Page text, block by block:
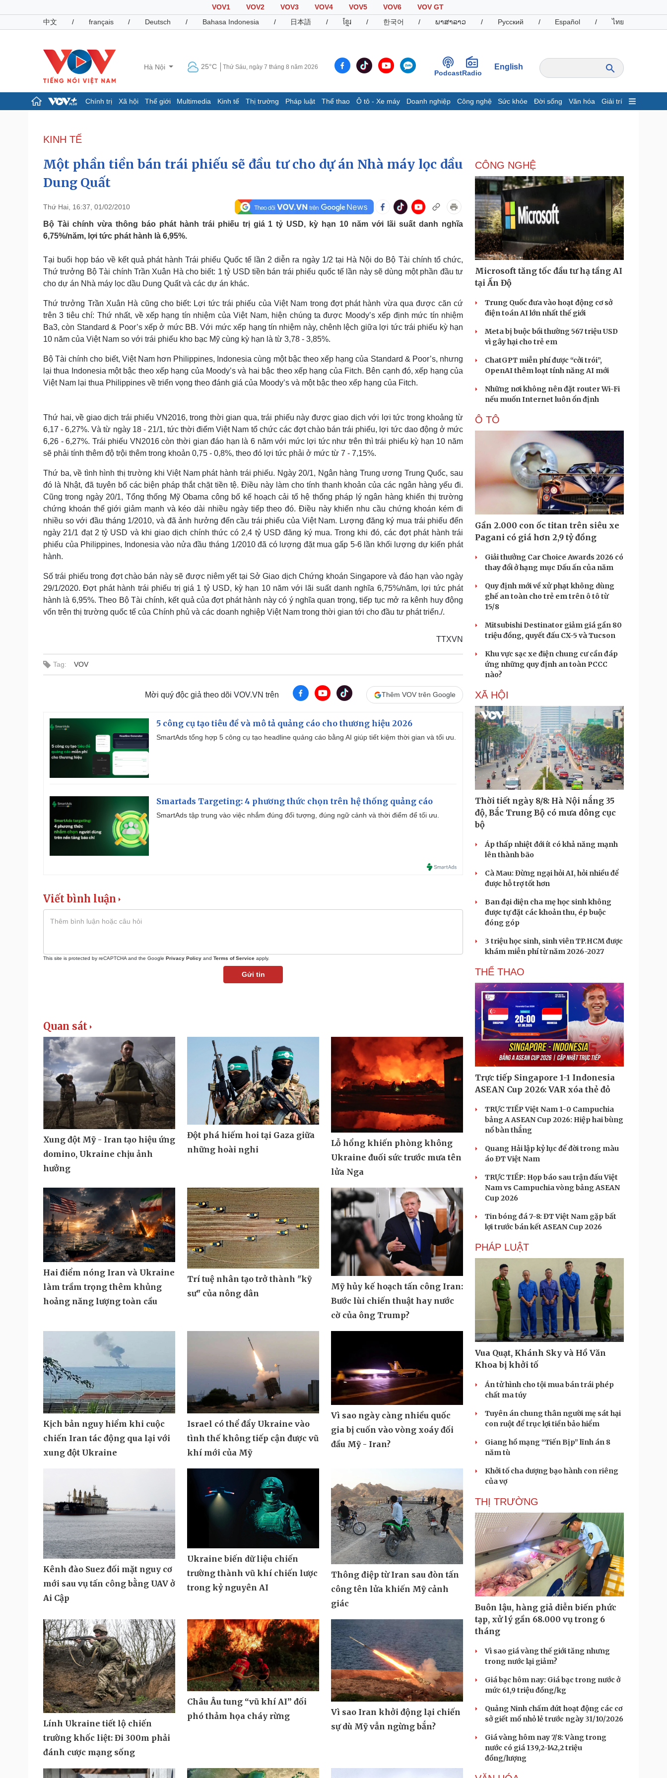
VOV1 VOV2 VOV3 VOV4 VOV5 VOV6
VOV GT
中文
/ français / Deutsch / Bahasa Indonesia / 日本語 / ខ្មែរ / 한국어 / ພາສາລາວ / Русский / Español / ไทย
Hà Nội 25°C Thứ Sáu, ngày 7 tháng 8 năm 2026
PodcastRadio
English
Chính trị Xã hội Thế giới Multimedia Kinh tế Thị trường Pháp luật Thể thao Ô tô - Xe máy Doanh nghiệp Công nghệ Sức khỏe Đời sống Văn hóa Giải trí
Đảng
Tổ chức nhân sự
Nhận diện sự thật
Dấu ấn VOV
Hồ sơ
Infographic
Giá cà phê
Pháp luật
Tin nóng
Tư vấn luật
Việt Nam
Phân tích
Thể thao
Lịch thi đấu bóng đá
Hậu trường
Ô tô - Xe máy
Xe máy
Doanh nghiệp
Thông tin doanh nghiệp
Doanh nghiệp 24h
Doanh nhân
Vì cộng đồng
Công nghệ
Sành điệu
Trải nghiệm
Chuyển đổi số
Sức khỏe
Dinh dưỡng - món ngon
Cây thuốc
Sản phụ khoa
Nhi khoa
Nam khoa
Làm đẹp - giảm cân
Ăn sạch sống khỏe
Đời sống
Nhà đẹp
Blog
Tình yêu - Gia đình
Văn hóa
Văn học
Di sản
Giải trí
Thời trang
Sao Việt
Du lịch
Săn Tour
check-in
Podcast
Đọc truyện đêm khuya
Cửa sổ tình yêu
Hạt giống tâm hồn
Cải chính
KINH TẾ
Một phần tiền bán trái phiếu sẽ đầu tư cho dự án Nhà máy lọc dầu
Dung Quất
Thứ Hai, 16:37, 01/02/2010
Bộ Tài chính vừa thông báo phát hành trái phiếu trị giá 1 tỷ USD, kỳ hạn 10 năm với lãi suất danh nghĩa
6,75%/năm, lợi tức phát hành là 6,95%.
Tại buổi họp báo về kết quả phát hành Trái phiếu Quốc tế lần 2 diễn ra ngày 1/2 tại Hà Nội do Bộ Tài chính tổ chức,
Thứ trưởng Bộ Tài chính Trần Xuân Hà cho biết: 1 tỷ USD tiền bán trái phiếu quốc tế lần này sẽ dùng một phần đầu tư
cho dự án Nhà máy lọc dầu Dung Quất và các dự án khác.
Thứ trưởng Trần Xuân Hà cũng cho biết: Lợi tức trái phiếu của Việt Nam trong đợt phát hành vừa qua được căn cứ
trên 3 tiêu chí: Thứ nhất, về xếp hạng tín nhiệm của Việt Nam, hiện chúng ta được Moody’s xếp định mức tín nhiệm
Ba3, còn Standard & Poor’s xếp ở mức BB. Với mức xếp hạng tín nhiệm này, chênh lệch giữa lợi tức trái phiếu kỳ hạn
10 năm của Việt Nam so với trái phiếu kho bạc Mỹ cùng kỳ hạn là từ 3,78 - 3,85%.
Bộ Tài chính cho biết, Việt Nam hơn Philippines, Indonesia cùng một bậc theo xếp hạng của Standard & Poor’s, nhưng
lại thua Indonesia một bậc theo xếp hạng của Moody’s và hai bậc theo xếp hạng của Fitch. Bên cạnh đó, xếp hạng của
Việt Nam lại thua Philippines về triển vọng theo đánh giá của Moody’s và một bậc theo xếp hạng của Fitch.
Thứ hai, về giao dịch trái phiếu VN2016, trong thời gian qua, trái phiếu này được giao dịch với lợi tức trong khoảng từ
6,17 - 6,27%. Và từ ngày 18 - 21/1, tức thời điểm Việt Nam tổ chức các đợt chào bán trái phiếu, lợi tức dao động ở mức
6,26 - 6,27%. Trái phiếu VN2016 còn thời gian đáo hạn là 6 năm với mức lợi tức như trên thì trái phiếu kỳ hạn 10 năm
sẽ phải tính thêm độ trội thêm trong khoản 0,75 - 0,8%, theo đó lợi tức phải ở mức từ 7 - 7,15%.
Thứ ba, về tình hình thị trường khi Việt Nam phát hành trái phiếu. Ngày 20/1, Ngân hàng Trung ương Trung Quốc, sau
đó là Nhật, đã tuyên bố các biện pháp thắt chặt tiền tệ. Điều này làm cho tính thanh khoản của các ngân hàng yếu đi.
Cũng trong ngày 20/1, Tổng thống Mỹ Obama công bố kế hoạch cải tổ hệ thống pháp lý ngân hàng khiến thị trường
chứng khoán thế giới giảm mạnh và kéo dài nhiều ngày tiếp theo đó. Điều này khiến nhu cầu chứng khoán kém đi
nhiều so với đầu tháng 1/2010, và đã ảnh hưởng đến cầu trái phiếu của Việt Nam. Lượng đăng ký mua trái phiếu đến
ngày 21/1 đạt 2 tỷ USD và khi giao dịch chính thức có 2,4 tỷ USD đăng ký mua. Trong khi đó, các đợt phát hành trái
phiếu của Philippines, Indonesia vào nửa đầu tháng 1/2010 đã có lượng đặt mua gấp 5-6 lần khối lượng dự kiến phát
hành.
Số trái phiếu trong đợt chào bán này sẽ được niêm yết tại Sở Giao dịch Chứng khoán Singapore và đáo hạn vào ngày
29/1/2020. Đợt phát hành trái phiếu trị giá 1 tỷ USD, kỳ hạn 10 năm với lãi suất danh nghĩa 6,75%/năm, lợi tức phát
hành là 6,95%. Theo Bộ Tài chính, kết quả của đợt phát hành này có ý nghĩa quan trọng, tiếp tục mở ra kênh huy động
vốn trên thị trường quốc tế của Chính phủ và các doanh nghiệp Việt Nam trong thời gian tới cho đầu tư phát triển./.
TTXVN
Tag: VOV
Mời quý độc giả theo dõi VOV.VN trên Thêm VOV trên Google
5 công cụ tạo tiêu đề và mô tả quảng cáo cho thương hiệu 2026
SmartAds tổng hợp 5 công cụ tạo headline quảng cáo bằng AI giúp tiết kiệm thời gian và tối ưu.
Smartads Targeting: 4 phương thức chọn trên hệ thống quảng cáo
SmartAds tập trung vào việc nhắm đúng đối tượng, đúng ngữ cảnh và thời điểm để tối ưu.
Viết bình luận
This site is protected by reCAPTCHA and the Google Privacy Policy and Terms of Service apply.
Gửi tin
Quan sát
Xung đột Mỹ - Iran tạo hiệu ứng
domino, Ukraine chịu ảnh
hưởng
Đột phá hiếm hoi tại Gaza giữa
những hoài nghi
Lỗ hổng khiến phòng không
Ukraine đuối sức trước mưa tên
lửa Nga
Hai điểm nóng Iran và Ukraine
làm trầm trọng thêm khủng
hoảng năng lượng toàn cầu
Trí tuệ nhân tạo trở thành "kỹ
sư" của nông dân
Mỹ hủy kế hoạch tấn công Iran:
Bước lùi chiến thuật hay nước
cờ của ông Trump?
Kịch bản nguy hiểm khi cuộc
chiến Iran tác động qua lại với
xung đột Ukraine
Israel có thể đẩy Ukraine vào
tình thế không tiếp cận được vũ
khí mới của Mỹ
Vì sao ngày càng nhiều quốc
gia bị cuốn vào vòng xoáy đối
đầu Mỹ - Iran?
Kênh đào Suez đối mặt nguy cơ
mới sau vụ tấn công bằng UAV ở
Ai Cập
Ukraine biến dữ liệu chiến
trường thành vũ khí chiến lược
trong kỷ nguyên AI
Thông điệp từ Iran sau đòn tấn
công tên lửa khiến Mỹ cảnh
giác
Lính Ukraine tiết lộ chiến
trường khốc liệt: Đi 300m phải
đánh cược mạng sống
Châu Âu tung “vũ khí AI” đối
phó thảm họa cháy rừng
Vì sao Iran khởi động lại chiến
sự dù Mỹ vẫn ngừng bắn?
CÔNG NGHỆ
Microsoft tăng tốc đầu tư hạ tầng AI
tại Ấn Độ
Trung Quốc đưa vào hoạt động cơ sở
điện toán AI lớn nhất thế giới
Meta bị buộc bồi thường 567 triệu USD
vì gây hại cho trẻ em
ChatGPT miễn phí được “cởi trói”,
OpenAI thêm loạt tính năng AI mới
Những nơi không nên đặt router Wi-Fi
nếu muốn Internet luôn ổn định
Ô TÔ
Gần 2.000 con ốc titan trên siêu xe
Pagani có giá hơn 2,9 tỷ đồng
Giải thưởng Car Choice Awards 2026 có
thay đổi ở hạng mục Dấu ấn của năm
Quy định mới về xử phạt không dùng
ghế an toàn cho trẻ em trên ô tô từ
15/8
Mitsubishi Destinator giảm giá gần 80
triệu đồng, quyết đấu CX-5 và Tucson
Khu vực sạc xe điện chung cư cần đáp
ứng những quy định an toàn PCCC
nào?
XÃ HỘI
Thời tiết ngày 8/8: Hà Nội nắng 35
độ, Bắc Trung Bộ có mưa dông cục
bộ
Áp thấp nhiệt đới ít có khả năng mạnh
lên thành bão
Cà Mau: Đừng ngại hỏi AI, hỏi nhiều để
được hỗ trợ tốt hơn
Ban đại diện cha mẹ học sinh không
được tự đặt các khoản thu, ép buộc
đóng góp
3 triệu học sinh, sinh viên TP.HCM được
khám miễn phí từ năm 2026-2027
THỂ THAO
Trực tiếp Singapore 1-1 Indonesia
ASEAN Cup 2026: VAR xóa thẻ đỏ
TRỰC TIẾP Việt Nam 1-0 Campuchia
bảng A ASEAN Cup 2026: Hiệp hai bùng
nổ bàn thắng
Quang Hải lập kỷ lục để đời trong màu
áo ĐT Việt Nam
TRỰC TIẾP: Họp báo sau trận đấu Việt
Nam vs Campuchia vòng bảng ASEAN
Cup 2026
Tin bóng đá 7-8: ĐT Việt Nam gặp bất
lợi trước bán kết ASEAN Cup 2026
PHÁP LUẬT
Vua Quạt, Khánh Sky và Hồ Văn
Khoa bị khởi tố
Án tử hình cho tội mua bán trái phép
chất ma túy
Tuyên án chung thân người mẹ sát hại
con ruột để trục lợi tiền bảo hiểm
Giang hồ mạng “Tiến Bịp” lĩnh án 8
năm tù
Khởi tố cha dượng bạo hành con riêng
của vợ
THỊ TRƯỜNG
Buôn lậu, hàng giả diễn biến phức
tạp, xử lý gần 68.000 vụ trong 6
tháng
Vì sao giá vàng thế giới tăng nhưng
trong nước lại giảm?
Giá bạc hôm nay: Giá bạc trong nước ở
mức 61,9 triệu đồng/kg
Quảng Ninh chấm dứt hoạt động các cơ
sở giết mổ nhỏ lẻ trước ngày 31/10/2026
Giá vàng hôm nay 7/8: Vàng trong
nước có giá 139,2-142,2 triệu
đồng/lượng